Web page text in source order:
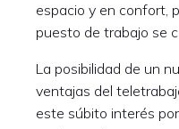
espacio y en confort,
puesto de trabajo se
La posibilidad de un
ventajas del
este súbito interés